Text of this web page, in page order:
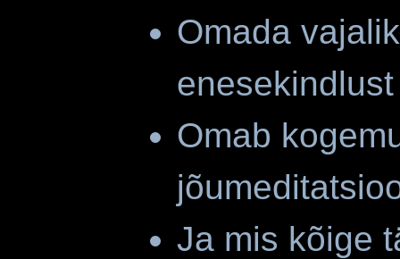
Omada
Omab
Ja mis kõige